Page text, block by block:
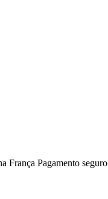
França Pagamento seguro